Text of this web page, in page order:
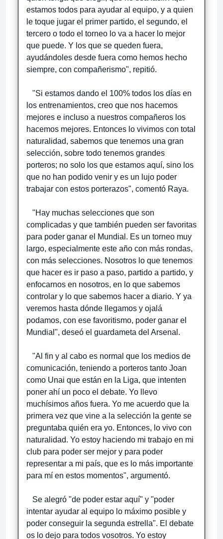
estamos todos para ayudar al equipo, y a quien
le toque jugar el primer partido, el segundo, el
tercero o todo el torneo lo va a hacer lo mejor
que puede. Y los que se queden fuera,
ayudándoles desde fuera como hemos hecho
siempre, con compañerismo", repitió.
"Si estamos dando el 100% todos los días en
los entrenamientos, creo que nos hacemos
mejores e incluso a nuestros compañeros los
hacemos mejores. Entonces lo vivimos con total
naturalidad, sabemos que tenemos una gran
selección, sobre todo tenemos grandes
porteros; no solo los que estamos aquí, sino los
que no han podido venir y es un lujo poder
trabajar con estos porterazos", comentó Raya.
"Hay muchas selecciones que son
complicadas y que también pueden ser favoritas
para poder ganar el Mundial. Es un torneo muy
largo, especialmente este año con más rondas,
con más selecciones. Nosotros lo que tenemos
que hacer es ir paso a paso, partido a partido, y
enfocarnos en nosotros, en lo que sabemos
controlar y lo que sabemos hacer a diario. Y ya
veremos hasta dónde llegamos y ojalá
podamos, con ese favoritismo, poder ganar el
Mundial", deseó el guardameta del Arsenal.
"Al fin y al cabo es normal que los medios de
comunicación, teniendo a porteros tanto Joan
como Unai que están en la Liga, que intenten
poner ahí un poco el debate. Yo llevo
muchísimos años fuera. Yo me acuerdo que la
primera vez que vine a la selección la gente se
preguntaba quién era yo. Entonces, lo vivo con
naturalidad. Yo estoy haciendo mi trabajo en mi
club para poder ser mejor y para poder
representar a mi país, que es lo más importante
para mí en estos momentos", argumentó.
Se alegró "de poder estar aquí" y "poder
intentar ayudar al equipo lo máximo posible y
poder conseguir la segunda estrella". El debate
os lo dejo para todos vosotros. Yo estoy